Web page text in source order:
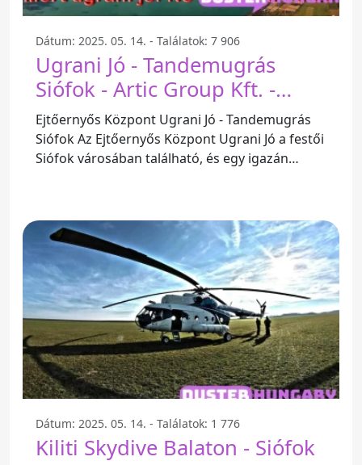
Dátum: 2025. 05. 14. - Találatok: 7 906
Ugrani Jó - Tandemugrás
Siófok - Artic Group Kft. -
Siófok
Ejtőernyős Központ Ugrani Jó - Tandemugrás
Siófok Az Ejtőernyős Központ Ugrani Jó a festői
Siófok városában található, és egy igazán
Dátum: 2025. 05. 14. - Találatok: 1 776
Kiliti Skydive Balaton - Siófok